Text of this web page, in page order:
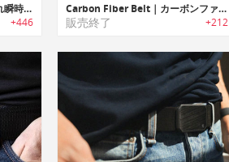
Easy Life Belt｜伸縮性に優れ瞬時装着可能なマグネットベルト「イージーライフベルト」
+446
Carbon Fiber Belt｜カーボンファイバーレザーベルト
販売終了 +212